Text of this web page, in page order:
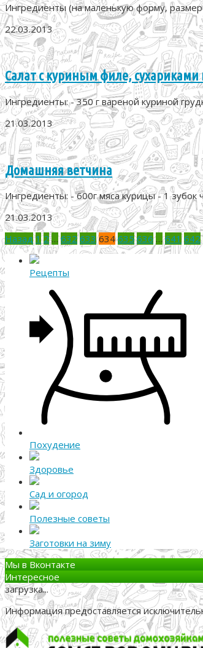
Ингредиенты (на маленькую форму,
22.03.2013
Салат с куриным филе,
Ингредиенты: - 350 г вареной куриной
21.03.2013
Домашняя ветчина
Ингредиенты: - 600г мяса курицы - 1 зубок
21.03.2013
Пагинация
записей
Назад 1 2 … 632 633 634 635 636 … 641 642
Рецепты
Похудение
Здоровье
Сад и огород
Полезные советы
Заготовки на зиму
Мы в Вконтакте
Интересное
загрузка...
Информация предоставляется